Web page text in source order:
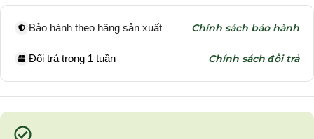
Bảo hành theo hãng sản xuất Chính sách bảo hành
Đổi trả trong 1 tuần Chính sách đổi trả